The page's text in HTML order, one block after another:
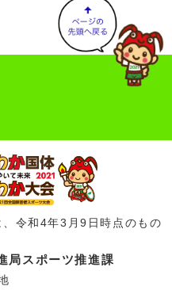
令和4年3月9日時点のもの
局スポーツ推進課